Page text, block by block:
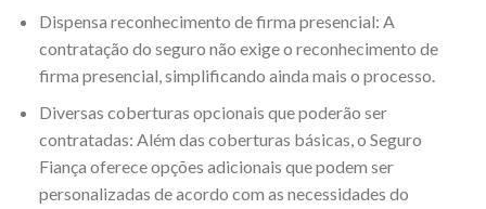
Dispensa reconhecimento de firma presencial: A
contratação do seguro não exige o reconhecimento de
firma presencial, simplificando ainda mais o processo.
Diversas coberturas opcionais que poderão ser
contratadas: Além das coberturas básicas, o Seguro
Fiança oferece opções adicionais que podem ser
personalizadas de acordo com as necessidades do